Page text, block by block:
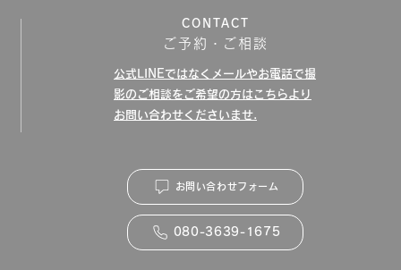
CONTACT
ご予約・ご相談
公式LINEではなく​メールやお電話で撮
影のご相談をご希望の方はこちらより
お問い合わせくださいませ.
お問い合わせフォーム
080-3639-1675